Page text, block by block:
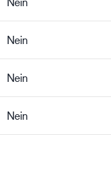
Nein
Nein
Nein